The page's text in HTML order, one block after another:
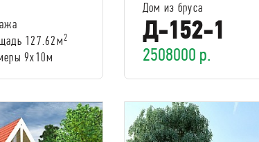
127.62м2
9х10м
Дом из бруса
Д-152-1
2508000 р.